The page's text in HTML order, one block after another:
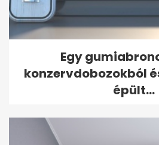
Egy
konzervdobozokból
épült...